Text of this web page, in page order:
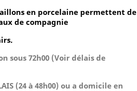
en porcelaine permettent de
de compagnie
sous 72h00 (Voir délais de
(24 à 48h00) ou a domicile en